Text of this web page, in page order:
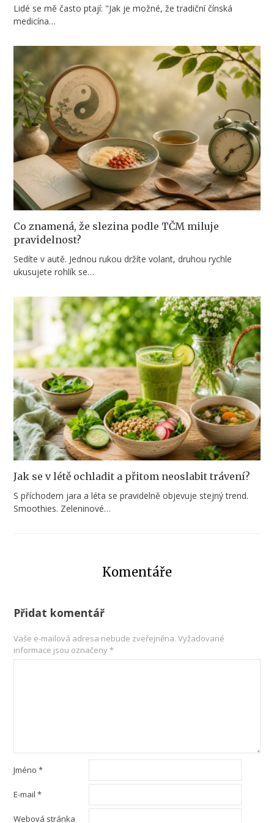
Lidé se mě často ptají: "Jak je možné, že tradiční čínská
medicína…
Co znamená, že slezina podle TČM miluje
pravidelnost?
Sedíte v autě. Jednou rukou držíte volant, druhou rychle
ukusujete rohlík se…
Jak se v létě ochladit a přitom neoslabit trávení?
S příchodem jara a léta se pravidelně objevuje stejný trend.
Smoothies. Zeleninové…
Komentáře
Přidat komentář
Vaše e-mailová adresa nebude zveřejněna. Vyžadované
informace jsou označeny*
Jméno*
E-mail*
Webová stránka